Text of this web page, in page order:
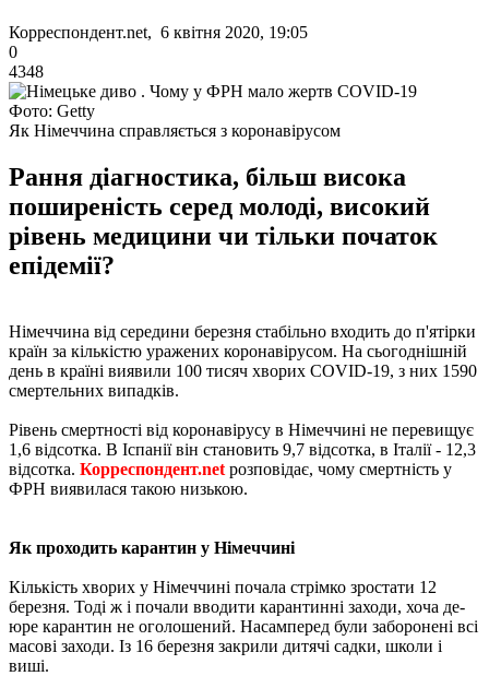
Корреспондент.net, 6 квітня 2020, 19:05
0
4348
Фото: Getty
Як Німеччина справляється з коронавірусом
Рання діагностика, більш висока
поширеність серед молоді, високий
рівень медицини чи тільки початок
епідемії?
Німеччина від середини березня стабільно входить до п'ятірки
країн за кількістю уражених коронавірусом. На сьогоднішній
день в країні виявили 100 тисяч хворих COVID-19, з них 1590
смертельних випадків.
Рівень смертності від коронавірусу в Німеччині не перевищує
1,6 відсотка. В Іспанії він становить 9,7 відсотка, в Італії - 12,3
відсотка. Корреспондент.net розповідає, чому смертність у
ФРН виявилася такою низькою.
Як проходить карантин у Німеччині
Кількість хворих у Німеччині почала стрімко зростати 12
березня. Тоді ж і почали вводити карантинні заходи, хоча де-
юре карантин не оголошений. Насамперед були заборонені всі
масові заходи. Із 16 березня закрили дитячі садки, школи і
виші.